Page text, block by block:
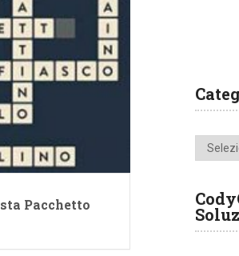
Pacchetto
Categorie